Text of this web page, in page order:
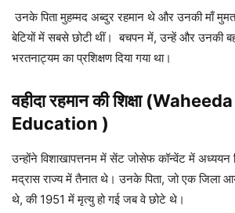
उनके पिता मुहम्मद अब्दुर रहमान थे और उनकी माँ
बेटियों में सबसे छोटी थीं। बचपन में, उन्हें और उनकी
भरतनाट्यम का प्रशिक्षण दिया गया था।
वहीदा रहमान की शिक्षा
Education )
उन्होंने विशाखापत्तनम में सेंट जोसेफ कॉन्वेंट में अध्ययन
मद्रास राज्य में तैनात थे। उनके पिता, जो एक
थे, की 1951 में मृत्यु हो गई जब वे छोटे थे।